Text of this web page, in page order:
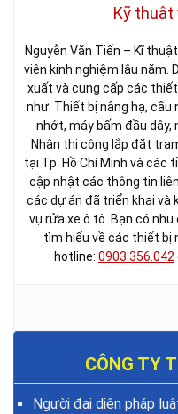
Kỹ thuật
Nguyễn Văn Tiến – Kĩ
viên kinh nghiệm lâu năm.
xuất và cung cấp các
như: Thiết bị nâng hạ, cầu
nhớt, máy bấm đầu dây,
Nhận thi công lắp đặt
tại Tp. Hồ Chí Minh và các
cập nhật các thông tin
các dự án đã triển khai và
vụ rửa xe ô tô. Bạn có
tìm hiểu về các thiết bị
hotline: 0903.356.042
CÔNG TY
Người đại diện pháp